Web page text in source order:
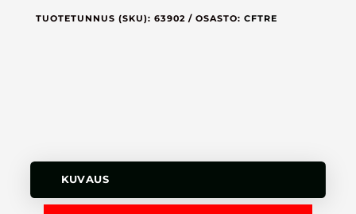
TUOTETUNNUS (SKU): 63902 OSASTO: CFTRE
KUVAUS